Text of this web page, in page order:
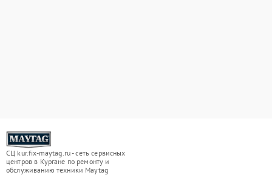
СЦ kur.fix-maytag.ru - сеть сервисных
центров в Кургане по ремонту и
обслуживанию техники Maytag